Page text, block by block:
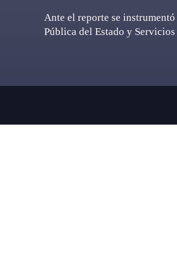
Ante el reporte se
Pública del Estado y